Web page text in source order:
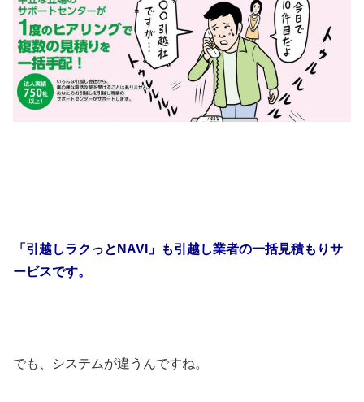
「引越しラクっとNAVI」も引越し業者の一括見積もりサ
ービスです。
でも、システムが違うんですね。